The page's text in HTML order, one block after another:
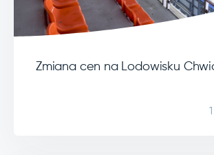
Zmiana cen na Lodowisku